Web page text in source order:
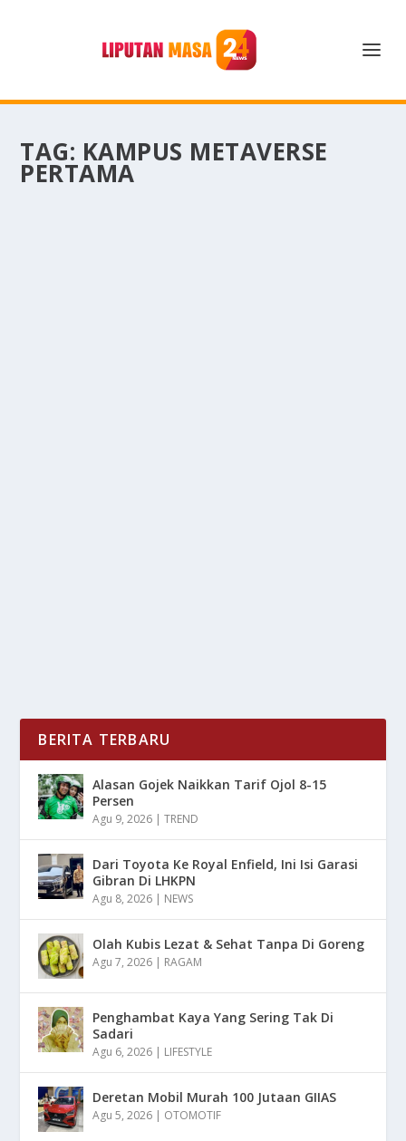
TAG: KAMPUS METAVERSE
PERTAMA
BERITA TERBARU
Alasan Gojek Naikkan Tarif Ojol 8-15
Persen
Agu 9, 2026 |TREND
Dari Toyota Ke Royal Enfield, Ini Isi Garasi
Gibran Di LHKPN
Agu 8, 2026 | NEWS
Olah Kubis Lezat & Sehat Tanpa Di Goreng
Agu 7, 2026 | RAGAM
Penghambat Kaya Yang Sering Tak Di
Sadari
Agu 6, 2026 | LIFESTYLE
Deretan Mobil Murah 100 Jutaan GIIAS
Agu 5, 2026 | OTOMOTIF